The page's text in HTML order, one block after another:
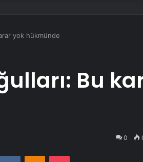
yok hükmünde
Bu
0
VKontakteOdnoklassniki
Pocket